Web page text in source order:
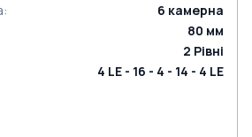
: 6 камерна
80 мм
2 Рівні
4 LE - 16 - 4 - 14 - 4 LE